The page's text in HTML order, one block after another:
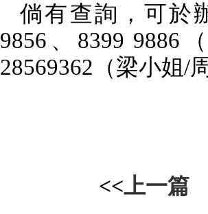
倘有查詢，可於
9856 、 8399 9886
28569362 （梁小姐/
<<上一篇